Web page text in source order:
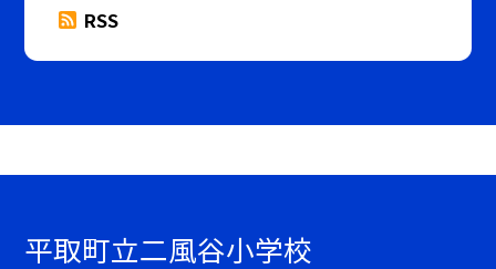
RSS
平取町立二風谷小学校